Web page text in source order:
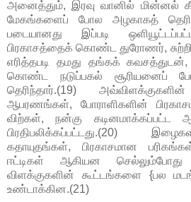
அனைத்தும், இரவு வானில் மின்னல்
மேகங்களைப் போல அழகாகத்
படையானது இப்படி
பிரகாசத்தைக் கொண்ட துரோணர்,
எரித்தபடி தமது தங்கக் கவசத்துடன்,
கொண்ட நடுப்பகல் சூரியனைப்
தெரிந்தார்.(19)
ஆபரணங்கள், போராளிகளின்
விற்கள், நன்கு கடினமாக்கப்பட்ட
பிரதிபலிக்கப்பட்டது.(20)
கதாயுதங்கள், பிரகாசமான
ஈட்டிகள் ஆகியன செல்லும்போது
விளக்குகளின் கூட்டங்களை {பல
உண்டாக்கின.(21)